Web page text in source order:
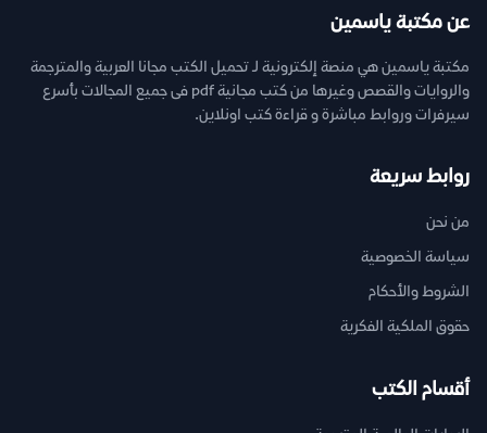
عن مكتبة ياسمين
مكتبة ياسمين هي منصة إلكترونية لـ تحميل الكتب مجانا العربية والمترجمة
والروايات والقصص وغيرها من كتب مجانية pdf فى جميع المجالات بأسرع
سيرفرات وروابط مباشرة و قراءة كتب اونلاين.
روابط سريعة
من نحن
سياسة الخصوصية
الشروط والأحكام
حقوق الملكية الفكرية
أقسام الكتب